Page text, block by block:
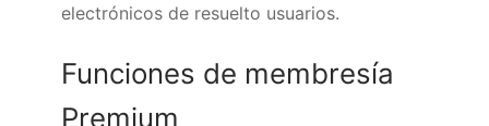
electrónicos de resuelto usuarios.
Funciones de membresía
Premium